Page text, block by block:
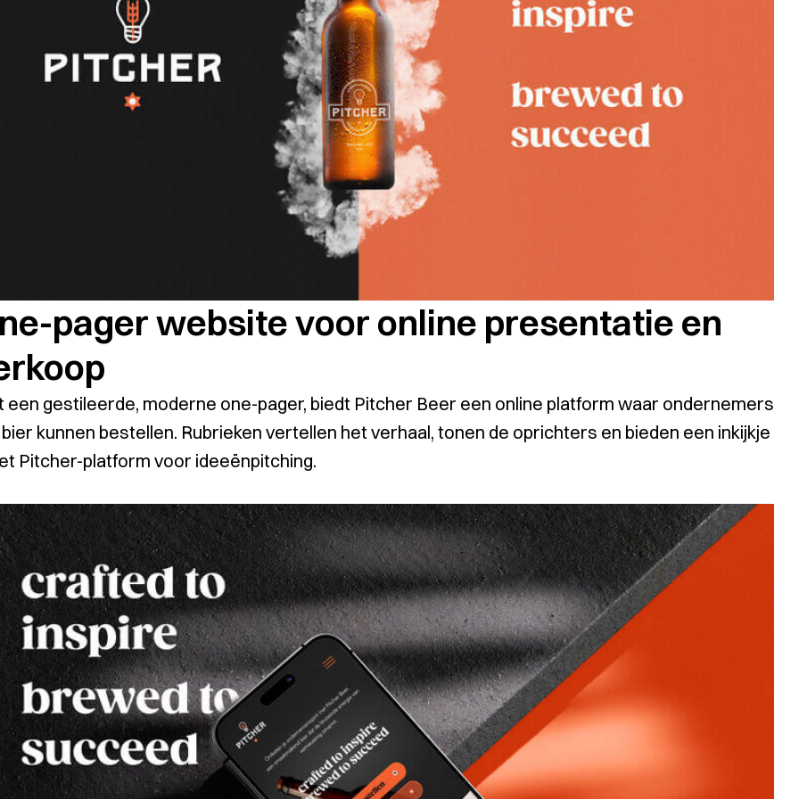
pager website voor online presentatie en
een gestileerde, moderne one-pager, biedt Pitcher Beer een online platform waar ondernemers
kunnen bestellen. Rubrieken vertellen het verhaal, tonen de oprichters en bieden een inkijkje
Pitcher-platform voor ideeënpitching.